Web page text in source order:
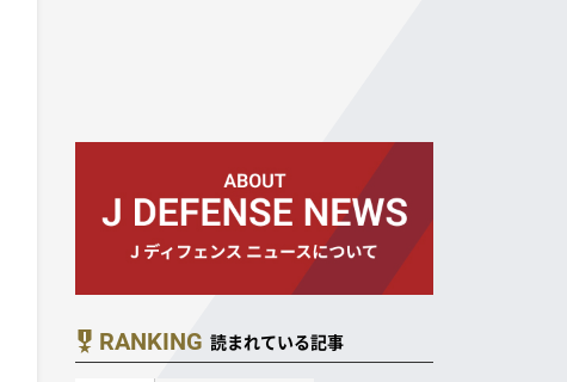
RANKING 読まれている記事